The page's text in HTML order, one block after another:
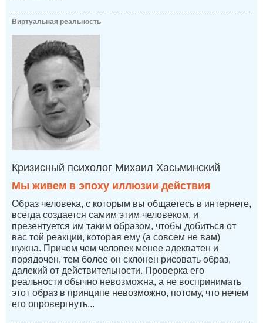
Виртуальная реальность
Кризисный психолог Михаил Хасьминский
Мы живем в эпоху иллюзии действия
Образ человека, с которым вы общаетесь в интернете,
всегда создается самим этим человеком, и
презентуется им таким образом, чтобы добиться от
вас той реакции, которая ему (а совсем не вам)
нужна. Причем чем человек менее адекватен и
порядочен, тем более он склонен рисовать образ,
далекий от действительности. Проверка его
реальности обычно невозможна, а не воспринимать
этот образ в принципе невозможно, потому, что нечем
его опровергнуть...